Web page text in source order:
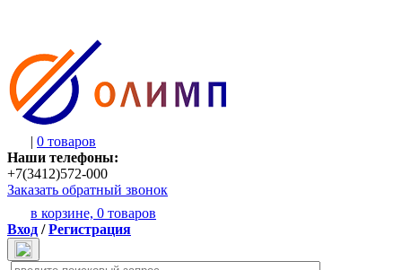
| 0 товаров
Наши телефоны:
+7(3412)572-000
Заказать обратный звонок
в корзине, 0 товаров
Вход /Регистрация